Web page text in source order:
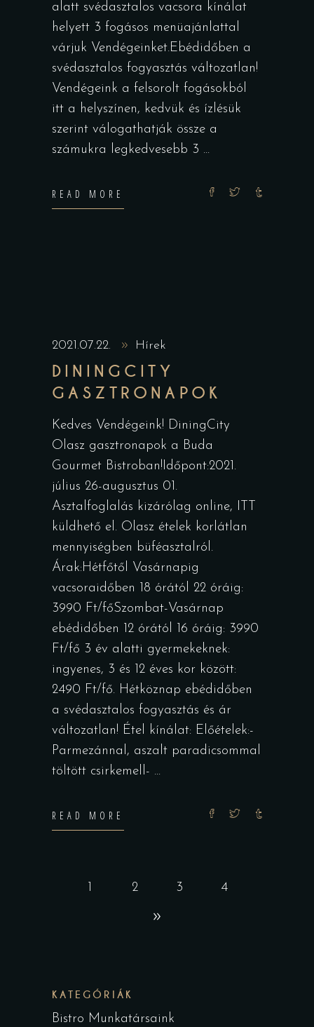
alatt svédasztalos vacsora kínálat
helyett 3 fogásos menüajánlattal
várjuk Vendégeinket.Ebédidőben a
svédasztalos fogyasztás változatlan!
Vendégeink a felsorolt fogásokból
itt a helyszínen, kedvük és ízlésük
szerint válogathatják össze a
számukra legkedvesebb 3
READ MORE
2021.07.22. Hírek
DININGCITY
GASZTRONAPOK
Kedves Vendégeink! DiningCity
Olasz gasztronapok a Buda
Gourmet Bistroban!Időpont:2021.
július 26-augusztus 01.
Asztalfoglalás kizárólag online, ITT
küldhető el. Olasz ételek korlátlan
mennyiségben büféasztalról.
Árak:Hétfőtől Vasárnapig
vacsoraidőben 18 órától 22 óráig:
3990 Ft/főSzombat-Vasárnap
ebédidőben 12 órától 16 óráig: 3990
Ft/fő 3 év alatti gyermekeknek:
ingyenes, 3 és 12 éves kor között:
2490 Ft/fő. Hétköznap ebédidőben
a svédasztalos fogyasztás és ár
változatlan! Étel kínálat: Előételek:-
Parmezánnal, aszalt paradicsommal
töltött csirkemell-
READ MORE
1 2 3 4
KATEGÓRIÁK
Bistro Munkatársaink